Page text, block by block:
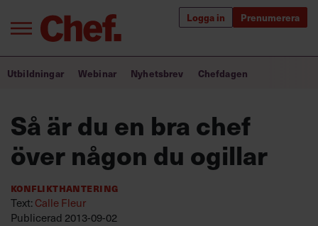
Logga in Prenumerera
Bra ledare förändrar världen
Utbildning för ledare
Chefakademin+
Populära utbildningar
Utbildningar Webinar Nyhetsbrev Chefdagen
Så är du en bra chef
över någon du ogillar
Konflikthantering
Text: Calle Fleur
Publicerad 2013-09-02